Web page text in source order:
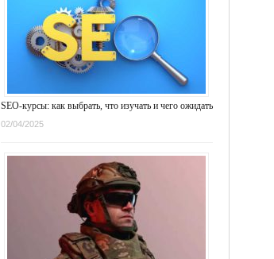
SEO-курсы: как выбрать, что изучать и чего ожидать
02/04/2025